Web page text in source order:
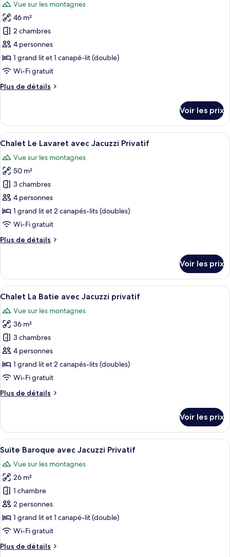
Chalet
Les
Clarines
avec
Jacuzzi
Privatif
les
photos
pour
ce
type
de
chambre :
Chalet
avec
Jacuzzi
Privatif
Vue sur les montagnes
46 m²
2 chambres
4 personnes
1 grand lit et 1 canapé-lit (double)
Wi-Fi gratuit
Plus de détails
Plus
le
type
de
Chalet
Les
Barattes
avec
Jacuzzi
Privatif
Voir les prix
Afficher
toutes
les
photos
pour
ce
type
de
chambre :
Chalet
avec
Jacuzzi
Privatif
Une cabane en bois dotée d’un
6
Chalet Le Lavaret avec Jacuzzi Privatif
Vue sur les montagnes
50 m²
3 chambres
4 personnes
1 grand lit et 2 canapés-lits (doubles)
Wi-Fi gratuit
Plus de détails
Plus
le
type
de
Chalet
Le
Lavaret
avec
Jacuzzi
Privatif
Voir les prix
Afficher
toutes
les
photos
pour
ce
type
de
chambre :
Chalet
avec
Jacuzzi
privatif
Une cabane en rondins de bois
6
Chalet La Batie avec Jacuzzi privatif
Vue sur les montagnes
36 m²
3 chambres
4 personnes
1 grand lit et 2 canapés-lits (doubles)
Wi-Fi gratuit
Plus de détails
Plus
le
type
de
Chalet
La
Batie
avec
Jacuzzi
privatif
Voir les prix
Afficher
toutes
les
photos
pour
ce
type
de
chambre :
Suite
Une cabane en bois rustique, dotée
6
Suite Baroque avec Jacuzzi Privatif
Vue sur les montagnes
26 m²
1 chambre
2 personnes
1 grand lit et 1 canapé-lit (double)
Wi-Fi gratuit
Plus de détails
Plus